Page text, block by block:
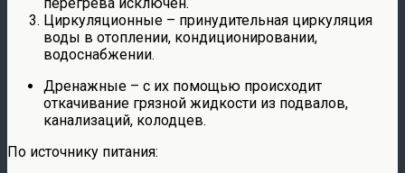
Циркуляционные – принудительная циркуляция
воды в отоплении, кондиционировании,
водоснабжении.
Дренажные – с их помощью происходит
откачивание грязной жидкости из подвалов,
канализаций, колодцев.
По источнику питания: